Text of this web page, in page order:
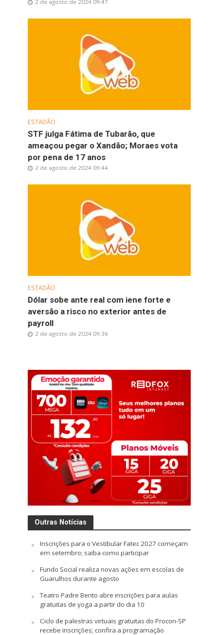
2 de agosto de 2024 09:47
ESTADÃO
STF julga Fátima de Tubarão, que
ameaçou pegar o Xandão; Moraes vota
por pena de 17 anos
2 de agosto de 2024 09:44
ESTADÃO
Dólar sobe ante real com iene forte e
aversão a risco no exterior antes de
payroll
2 de agosto de 2024 09:36
Outras Notícias
Inscrições para o Vestibular Fatec 2027 começam
em setembro; saiba como participar
Fundo Social realiza novas ações em escolas de
Guarulhos durante agosto
Teatro Padre Bento abre inscrições para aulas
gratuitas de yoga a partir do dia 10
Ciclo de palestras virtuais gratuitas do Procon-SP
recebe inscrições; confira a programação